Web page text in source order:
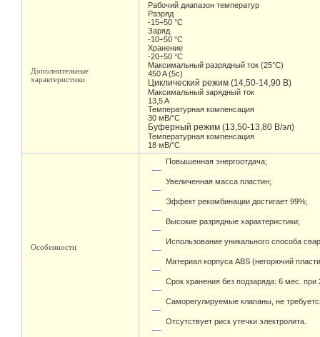
Дополнительные
характеристики
Рабочий диапазон температур
Разряд
-15÷50 °С
Заряд
-10÷50 °С
Хранение
-20÷50 °С
Максимальный разрядный ток (25°С)
450 A (5c)
Циклический режим (14,50-14,90 В)
Максимальный зарядный ток
13,5 A
Температурная компенсация
30 мВ/°С
Буферный режим (13,50-13,80 В/эл)
Температурная компенсация
18 мВ/°С
Особенности
Повышенная энергоотдача;
Увеличенная масса пластин;
Эффект рекомбинации достигает 99%;
Высокие разрядные характеристики;
Использование уникального способа
Материал корпуса ABS (негорючий
Срок хранения без подзаряда: 6 мес. при
Саморегулируемые клапаны, не
Отсутствует риск утечки электролита.